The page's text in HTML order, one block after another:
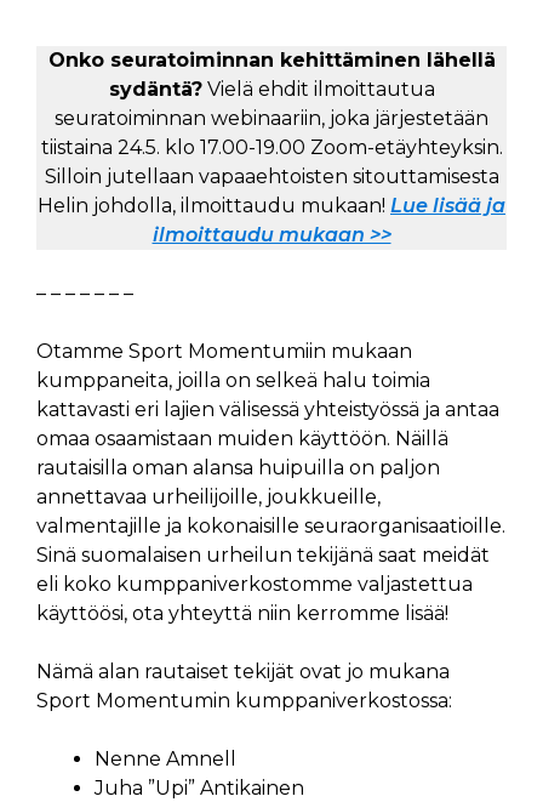
Onko seuratoiminnan kehittäminen lähellä
sydäntä?Vielä ehdit ilmoittautua
seuratoiminnan webinaariin, joka järjestetään
tiistaina 24.5. klo 17.00-19.00 Zoom-etäyhteyksin.
Silloin jutellaan vapaaehtoisten sitouttamisesta
Helin johdolla, ilmoittaudu mukaan! Lue lisää ja
ilmoittaudu mukaan >>
– – – – – – –
Otamme Sport Momentumiin mukaan
kumppaneita, joilla on selkeä halu toimia
kattavasti eri lajien välisessä yhteistyössä ja antaa
omaa osaamistaan muiden käyttöön. Näillä
rautaisilla oman alansa huipuilla on paljon
annettavaa urheilijoille, joukkueille,
valmentajille ja kokonaisille seuraorganisaatioille.
Sinä suomalaisen urheilun tekijänä saat meidät
eli koko kumppaniverkostomme valjastettua
käyttöösi, ota yhteyttä niin kerromme lisää!
Nämä alan rautaiset tekijät ovat jo mukana
Sport Momentumin kumppaniverkostossa:
Nenne Amnell
Juha ”Upi” Antikainen